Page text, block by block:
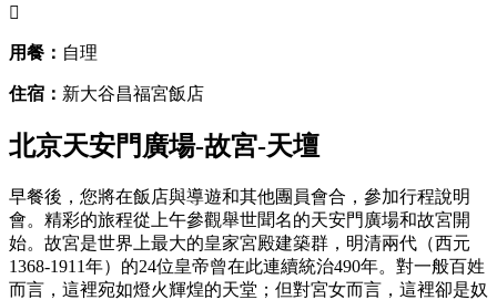

用餐： 自理
住宿： 新大谷昌福宮飯店
北京天安門廣場-故宮-天壇
早餐後，您將在飯店與導遊和其他團員會合，參加行程說明
會。精彩的旅程從上午參觀舉世聞名的天安門廣場和故宮開
始。故宮是世界上最大的皇家宮殿建築群，明清兩代（西元
1368-1911年）的24位皇帝曾在此連續統治490年。對一般百姓
而言，這裡宛如燈火輝煌的天堂；但對宮女而言，這裡卻是奴